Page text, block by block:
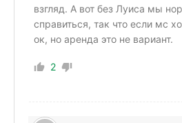
взгляд. А вот без Луиса мы
справиться, так что если мс
ок, но аренда это не вариант.
2